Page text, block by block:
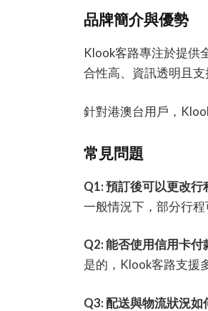
品牌簡介與優勢
Klook客路專注於提供
合性高、資訊透明且支
針對港澳台用戶，
常見問題
Q1: 預訂後可以更改行
一般情況下，部分行
Q2: 能否使用信用卡付
是的，Klook客路支援
Q3: 配送與物流狀況如